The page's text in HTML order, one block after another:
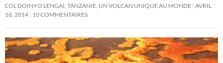
L’OL DOINYO LENGAI, TANZANIE, UN VOLCAN UNIQUE AU MONDE AVRIL
16, 2014 10 COMMENTAIRES